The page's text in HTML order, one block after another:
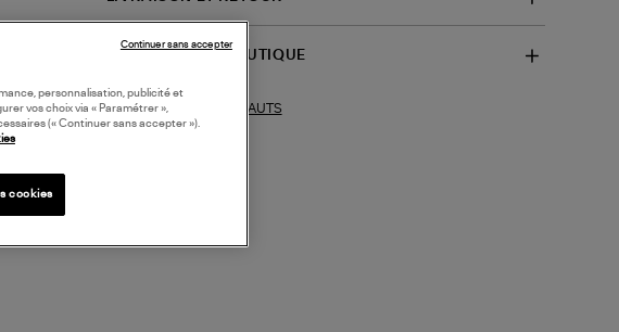
DISPONIBILITÉ BOUTIQUE
Collections similaires : HAUTS
personnalisation, publicité et
vos choix via « Paramétrer »,
(« Continuer sans accepter »).
cookies
Continuer sans accepter